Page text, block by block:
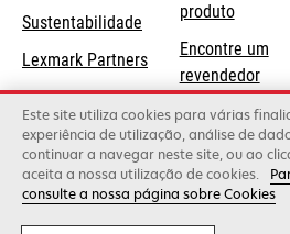
new
tab
Sustentabilidade
Lexmark Partners
produto
Encontre um
revendedor
Lista de
atacadistas
Lexmark International, Inc.,
©2026 Todos os direitos
Este site utiliza cookies para várias
experiência de utilização, análise de
continuar a navegar neste site, ou ao
aceita a nossa utilização de cookies.
consulte a nossa página sobre Cookies